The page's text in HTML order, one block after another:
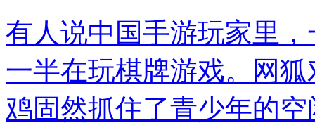
有人说中国手游玩家里
一半在玩棋牌游戏。网
鸡固然抓住了青少年的